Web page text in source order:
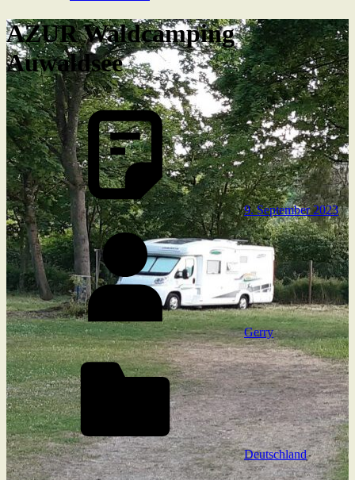
AZUR Waldcamping
Auwaldsee
9. September 2023
Gerry
Deutschland